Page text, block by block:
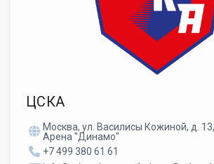
ЦСКА
Москва, ул. Василисы Кожиной, д.
Арена "Динамо"
+7 499 380 61 61